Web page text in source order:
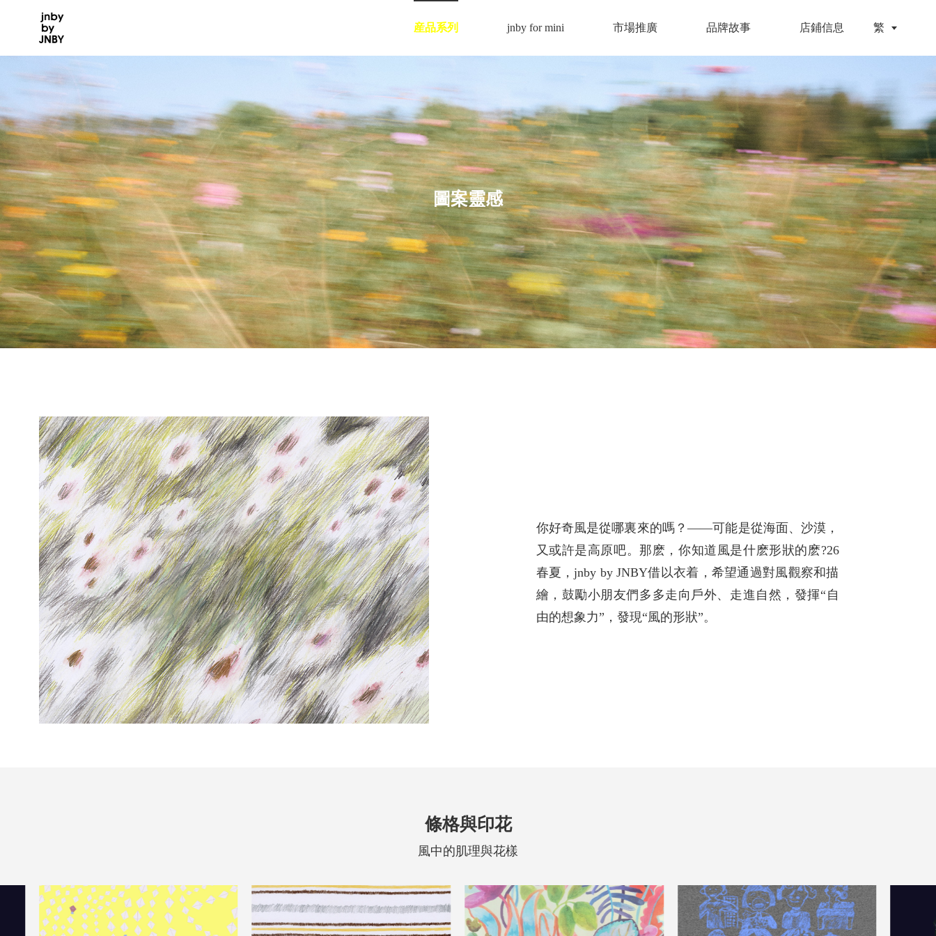
産品系列 jnby for mini 市場推廣 品牌故事 店鋪信息 繁
圖案靈感
你好奇風是從哪裏來的嗎？——可能是從海面、沙漠，
又或許是高原吧。那麽，你知道風是什麽形狀的麽?26
春夏，jnby by JNBY借以衣着，希望通過對風觀察和描
繪，鼓勵小朋友們多多走向戶外、走進自然，發揮“自
由的想象力”，發現“風的形狀”。
條格與印花
風中的肌理與花樣